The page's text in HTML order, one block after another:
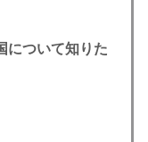
について知りた